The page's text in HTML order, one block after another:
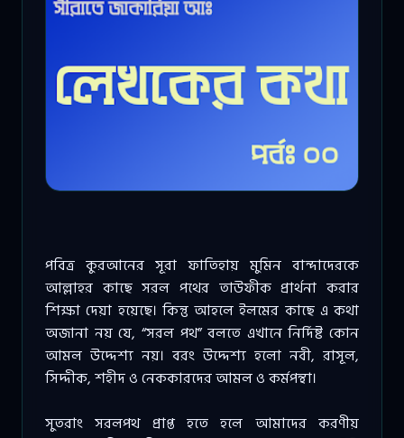
পবিত্র কুরআনের সূরা ফাতিহায় মুমিন বান্দাদেরকে
আল্লাহর কাছে সরল পথের তাউফীক প্রার্থনা করার
শিক্ষা দেয়া হয়েছে। কিন্তু আহলে ইলমের কাছে এ কথা
অজানা নয় যে, “সরল পথ” বলতে এখানে নির্দিষ্ট কোন
আমল উদ্দেশ্য নয়। বরং উদ্দেশ্য হলো নবী, রাসূল,
সিদ্দীক, শহীদ ও নেককারদের আমল ও কর্মপন্থা।
সুতরাং সরলপথ প্রাপ্ত হতে হলে আমাদের করণীয়